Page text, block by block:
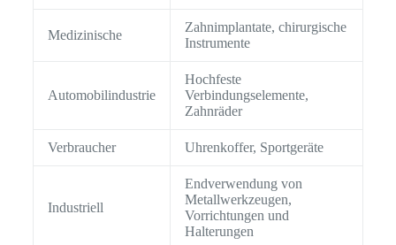
Medizinische
Zahnimplantate, chirurgische
Instrumente
Automobilindustrie
Hochfeste
Verbindungselemente,
Zahnräder
Verbraucher Uhrenkoffer, Sportgeräte
Industriell
Endverwendung von
Metallwerkzeugen,
Vorrichtungen und
Halterungen